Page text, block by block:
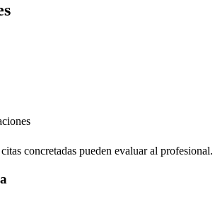
concretadas pueden evaluar al profesional.